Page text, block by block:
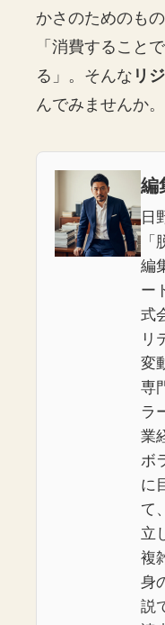
かさのためのもの
「消費すること
る」。そんな リ
んでみませんか。
編
日
編
ー
式
リ
変
専
ラ
業
ボ
に
て
立
複
身
説